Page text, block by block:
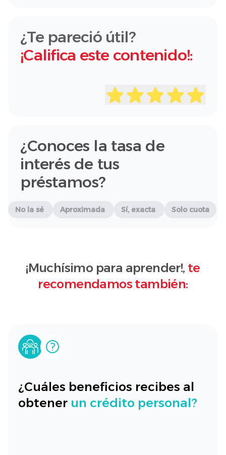
¿Te pareció útil?
¡Califica este contenido!:
¿Conoces la tasa de
interés de tus
préstamos?
No la sé Aproximada Sí, exacta Solo cuota
¡Muchísimo para aprender!, te
recomendamos también:
¿Cuáles beneficios recibes al
obtener un crédito personal?